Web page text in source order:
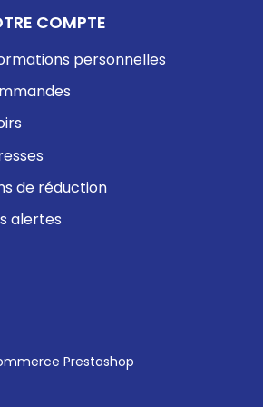
COMPTE
personnelles
de réduction
alertes
Prestashop